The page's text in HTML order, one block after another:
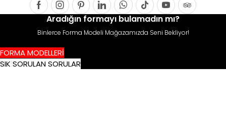
FacebookInstagram
PinterestLinkedinWhatsapp
Tik-
tok
Youtube
Aradığın formayı bulamadın mı?
Binlerce Forma Modeli Mağazamızda Seni Bekliyor!
FORMA MODELLERİ
SIK SORULAN SORULAR